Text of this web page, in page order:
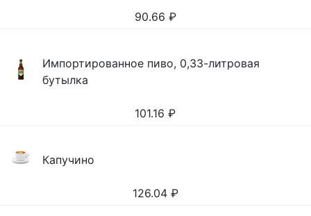
90.66 ₽
Импортированное пиво, 0,33-литровая
бутылка
101.16 ₽
Капучино
126.04 ₽